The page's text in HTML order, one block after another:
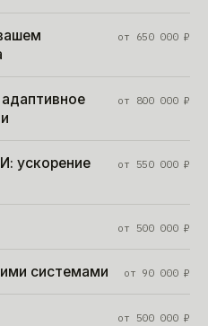
от 650 000₽
от 800 000₽
ускорение
от 550 000₽
от 500 000₽
системами от 90 000₽
от 500 000₽